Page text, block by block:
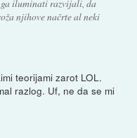
iluminati razvijali, da
njihove načrte al neki
teorijami zarot LOL.
razlog. Uf, ne da se mi